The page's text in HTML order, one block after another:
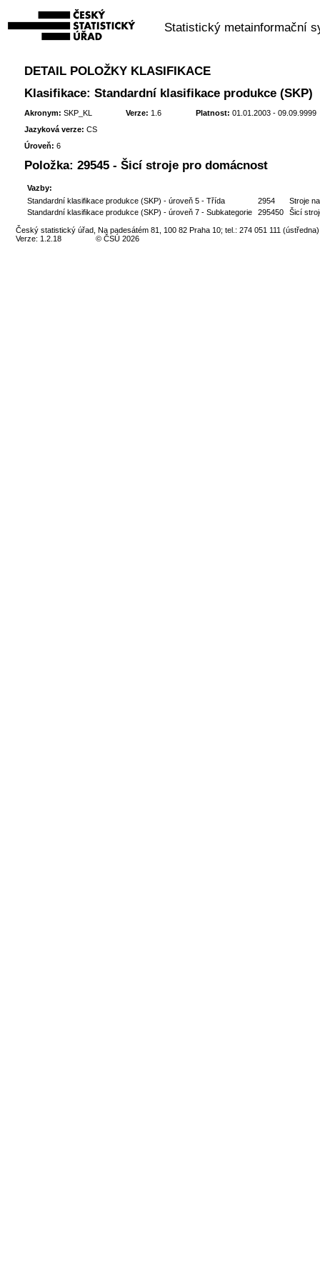
Statistický metainformační
DETAIL POLOŽKY KLASIFIKACE
Klasifikace: Standardní klasifikace produkce (SKP)
Akronym: SKP_KL Verze: 1.6 Platnost: 01.01.2003 - 09.09.9999
Jazyková verze: CS
Úroveň: 6
Položka: 29545 - Šicí stroje pro domácnost
Vazby:
Standardní klasifikace produkce (SKP) - úroveň 5 - Třída
2954
Stroje
Standardní klasifikace produkce (SKP) - úroveň 7 - Subkategorie
295450 Šicí
Český statistický úřad, Na padesátém 81, 100 82 Praha 10; tel.: 274 051 111 (ústředna)
Verze: 1.2.18
© ČSÚ 2026